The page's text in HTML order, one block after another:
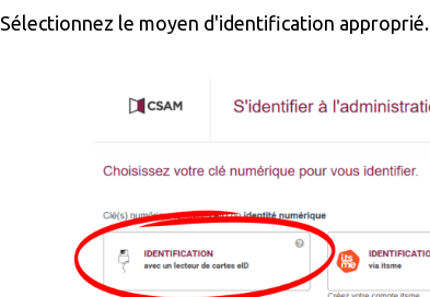
Sélectionnez le moyen d'identification approprié.